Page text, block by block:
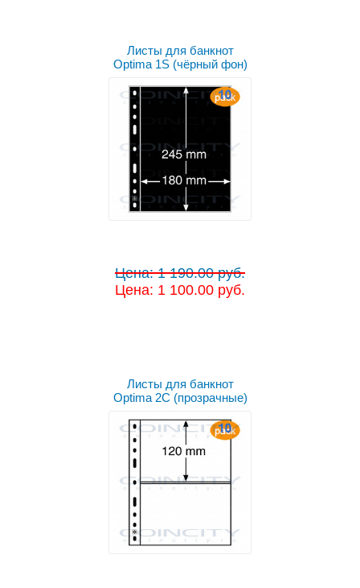
Листы для банкнот
Optima 1S (чёрный фон)
Цена: 1 190.00 руб.
Цена: 1 100.00 руб.
Листы для банкнот
Optima 2C (прозрачные)